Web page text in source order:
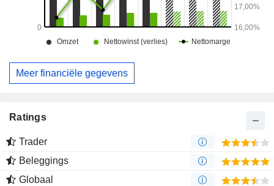
Meer financiële gegevens
Ratings
Trader
Beleggings
Globaal